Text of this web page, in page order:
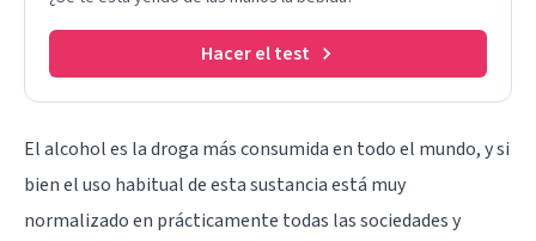
Hacer el test
El alcohol es la droga más consumida en todo el mundo, y si
bien el uso habitual de esta sustancia está muy
normalizado en prácticamente todas las sociedades y